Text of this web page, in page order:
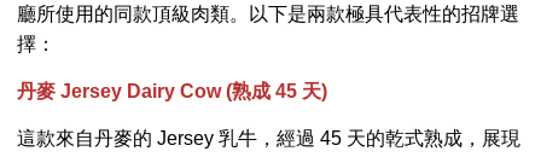
廳所使用的同款頂級肉類。以下是兩款極具代表性的招牌選
擇：
丹麥 Jersey Dairy Cow (熟成 45 天)
這款來自丹麥的 Jersey 乳牛，經過 45 天的乾式熟成，展現